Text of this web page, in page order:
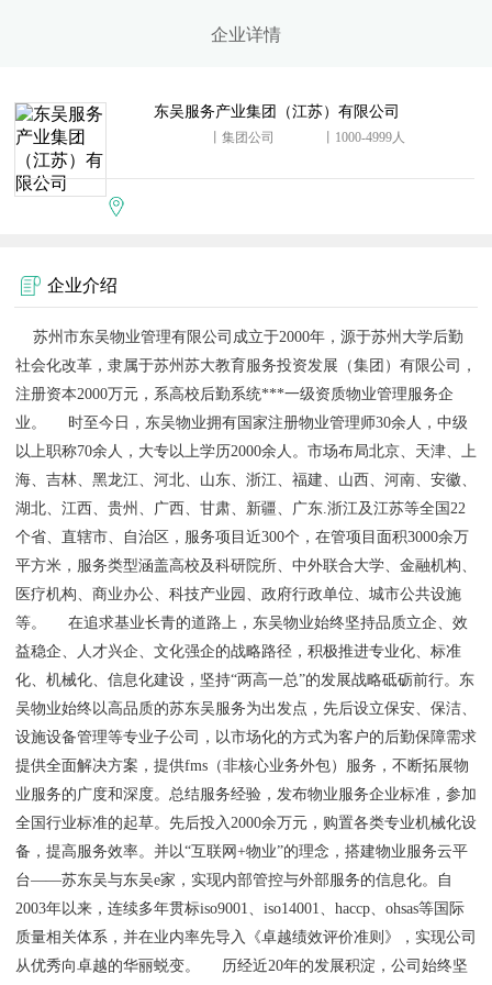
企业详情
东吴服务产业集团（江苏）有限公司
丨集团公司 丨1000-4999人
企业介绍
苏州市东吴物业管理有限公司成立于2000年，源于苏州大学后勤
社会化改革，隶属于苏州苏大教育服务投资发展（集团）有限公司，
注册资本2000万元，系高校后勤系统***一级资质物业管理服务企
业。 时至今日，东吴物业拥有国家注册物业管理师30余人，中级
以上职称70余人，大专以上学历2000余人。市场布局北京、天津、上
海、吉林、黑龙江、河北、山东、浙江、福建、山西、河南、安徽、
湖北、江西、贵州、广西、甘肃、新疆、广东.浙江及江苏等全国22
个省、直辖市、自治区，服务项目近300个，在管项目面积3000余万
平方米，服务类型涵盖高校及科研院所、中外联合大学、金融机构、
医疗机构、商业办公、科技产业园、政府行政单位、城市公共设施
等。 在追求基业长青的道路上，东吴物业始终坚持品质立企、效
益稳企、人才兴企、文化强企的战略路径，积极推进专业化、标准
化、机械化、信息化建设，坚持“两高一总”的发展战略砥砺前行。东
吴物业始终以高品质的苏东吴服务为出发点，先后设立保安、保洁、
设施设备管理等专业子公司，以市场化的方式为客户的后勤保障需求
提供全面解决方案，提供fms（非核心业务外包）服务，不断拓展物
业服务的广度和深度。总结服务经验，发布物业服务企业标准，参加
全国行业标准的起草。先后投入2000余万元，购置各类专业机械化设
备，提高服务效率。并以“互联网+物业”的理念，搭建物业服务云平
台——苏东吴与东吴e家，实现内部管控与外部服务的信息化。自
2003年以来，连续多年贯标iso9001、iso14001、haccp、ohsas等国际
质量相关体系，并在业内率先导入《卓越绩效评价准则》，实现公司
从优秀向卓越的华丽蜕变。 历经近20年的发展积淀，公司始终坚